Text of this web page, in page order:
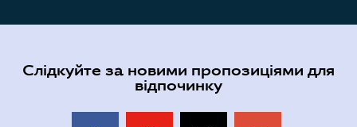
Слідкуйте за новими пропозиціями для
відпочинку